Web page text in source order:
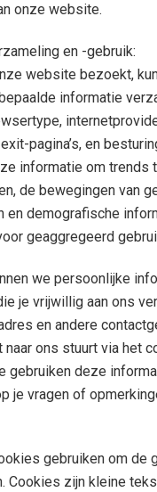
onze website.
en -gebruik:
website bezoekt,
informatie
pagina’s, en
informatie om trends
de bewegingen van
en demografische
geaggregeerd
we persoonlijke
je vrijwillig aan ons
en andere
naar ons stuurt via het
gebruiken deze
je vragen of
gebruiken om de
Cookies zijn kleine